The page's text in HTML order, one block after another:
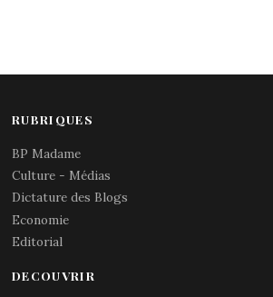
RUBRIQUES
BP Madame
Culture - Médias
Dictature des Blogs
Economie
Editorial
DECOUVRIR